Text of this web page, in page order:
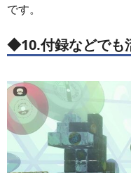
です。
◆10.付録などでも